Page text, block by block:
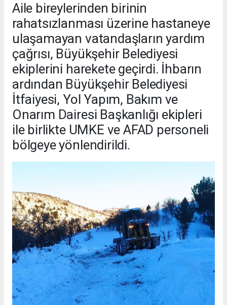
Aile bireylerinden birinin
rahatsızlanması üzerine hastaneye
ulaşamayan vatandaşların yardım
çağrısı, Büyükşehir Belediyesi
ekiplerini harekete geçirdi. İhbarın
ardından Büyükşehir Belediyesi
İtfaiyesi, Yol Yapım, Bakım ve
Onarım Dairesi Başkanlığı ekipleri
ile birlikte UMKE ve AFAD personeli
bölgeye yönlendirildi.